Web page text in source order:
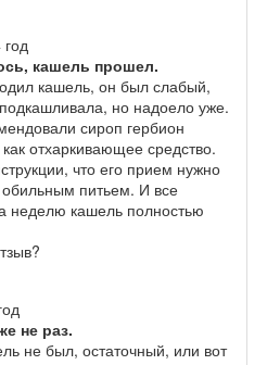
кашель прошел.
кашель, он был слабый,
подкашливала, но надоело уже.
сироп гербион
отхаркивающее средство.
что его прием нужно
питьем. И все
неделю кашель полностью
не раз.
не был, остаточный, или вот